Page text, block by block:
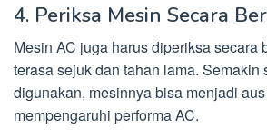
4. Periksa Mesin Secara
Mesin AC juga harus diperiksa secara
terasa sejuk dan tahan lama. Semakin
digunakan, mesinnya bisa menjadi
mempengaruhi performa AC.